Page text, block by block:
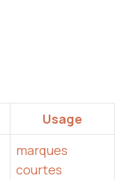
Usage
marques
courtes